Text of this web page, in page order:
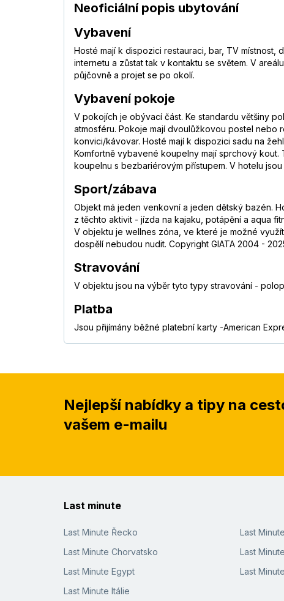
Neoficiální popis ubytování
Vybavení
Hosté mají k dispozici restauraci, bar, TV
internetu a zůstat tak v kontaktu se světem. V
půjčovně a projet se po okolí.
Vybavení pokoje
V pokojích je obývací část. Ke standardu většiny
atmosféru. Pokoje mají dvoulůžkovou postel nebo
konvici/kávovar. Hosté mají k dispozici sadu na
Komfortně vybavené koupelny mají sprchový
koupelnu s bezbariérovým přístupem. V hotelu
Sport/zábava
Objekt má jeden venkovní a jeden dětský bazén.
z těchto aktivit - jízda na kajaku, potápění a aqua
V objektu je wellnes zóna, ve které je možné
dospělí nebudou nudit. Copyright GIATA 2004 -
Stravování
V objektu jsou na výběr tyto typy stravování -
Platba
Jsou přijímány běžné platební karty -American
Nejlepší nabídky a tipy na
vašem e-mailu
Last minute
Last Minute Řecko
Last Minute Chorvatsko
Last Minute Egypt
Last Minute Itálie
Last
Last
Last